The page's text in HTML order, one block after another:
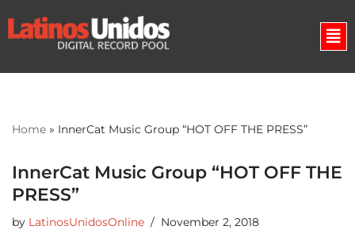
Skip
Home » InnerCat Music Group “HOT OFF THE PRESS”
InnerCat Music Group “HOT OFF THE
PRESS”
by LatinosUnidosOnline November 2, 2018